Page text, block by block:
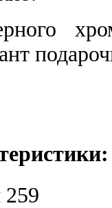
рного